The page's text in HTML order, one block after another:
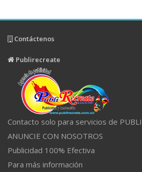
Contáctenos
Publirecreate
Contacto solo para servicios de
ANUNCIE CON NOSOTROS
Publicidad 100% Efectiva
Para más información